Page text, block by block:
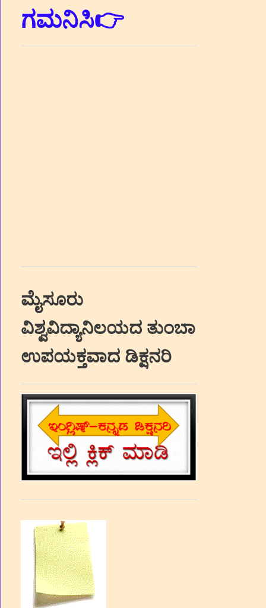
ಗಮನಿಸಿ👉
ಮೈಸೂರು
ವಿಶ್ವವಿದ್ಯಾನಿಲಯದ ತುಂಬಾ
ಉಪಯಕ್ತವಾದ ಡಿಕ್ಷನರಿ